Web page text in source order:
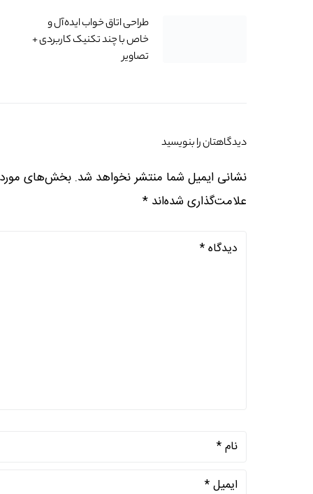
طراحی اتاق خواب ایده‌آل و
خاص با چند تکنیک کاربردی +
تصاویر
دیدگاهتان را بنویسید
نشانی ایمیل شما منتشر نخواهد شد. بخش‌های
علامت‌گذاری شده‌اند *